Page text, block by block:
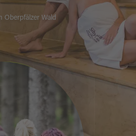
Oberpfälzer Wald